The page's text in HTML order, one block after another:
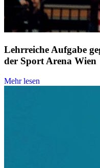
Lehrreiche Aufgabe
der Sport Arena Wien
Mehr lesen